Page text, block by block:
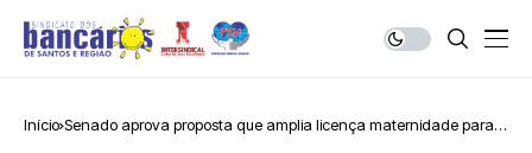
Início Senado aprova proposta que amplia licença maternidade para